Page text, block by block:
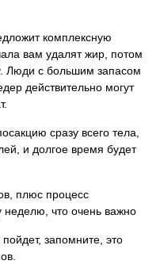
комплексную
вам удалят жир, потом
Люди с большим запасом
действительно могут
сразу всего тела,
и долгое время будет
плюс процесс
неделю, что очень важно
запомните, это